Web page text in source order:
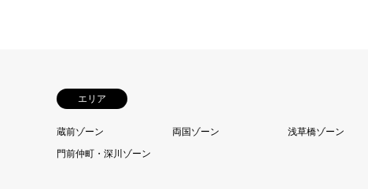
エリア
蔵前ゾーン 両国ゾーン 浅草橋ゾーン
門前仲町・深川ゾーン